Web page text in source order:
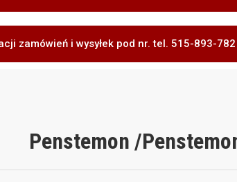
zamówień i wysyłek pod nr. tel. 515-893-782
Penstemon /